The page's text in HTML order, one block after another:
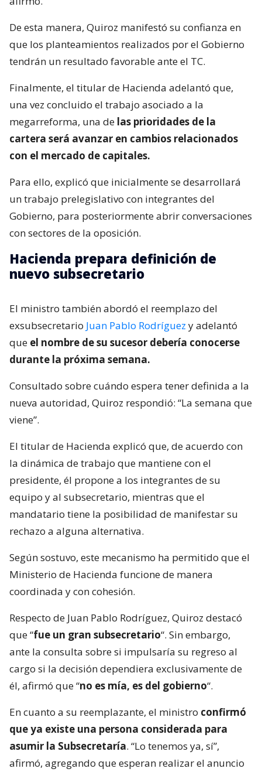
De esta manera, Quiroz manifestó su confianza en
que los planteamientos realizados por el Gobierno
tendrán un resultado favorable ante el TC.
Finalmente, el titular de Hacienda adelantó que,
una vez concluido el trabajo asociado a la
megarreforma, una de las prioridades de la
cartera será avanzar en cambios relacionados
con el mercado de capitales.
Para ello, explicó que inicialmente se desarrollará
un trabajo prelegislativo con integrantes del
Gobierno, para posteriormente abrir conversaciones
con sectores de la oposición.
Hacienda prepara definición de
nuevo subsecretario
El ministro también abordó el reemplazo del
exsubsecretario Juan Pablo Rodríguez y adelantó
que el nombre de su sucesor debería conocerse
durante la próxima semana.
Consultado sobre cuándo espera tener definida a la
nueva autoridad, Quiroz respondió: “La semana que
viene”.
El titular de Hacienda explicó que, de acuerdo con
la dinámica de trabajo que mantiene con el
presidente, él propone a los integrantes de su
equipo y al subsecretario, mientras que el
mandatario tiene la posibilidad de manifestar su
rechazo a alguna alternativa.
Según sostuvo, este mecanismo ha permitido que el
Ministerio de Hacienda funcione de manera
coordinada y con cohesión.
Respecto de Juan Pablo Rodríguez, Quiroz destacó
que “fue un gran subsecretario“. Sin embargo,
ante la consulta sobre si impulsaría su regreso al
cargo si la decisión dependiera exclusivamente de
él, afirmó que “no es mía, es del gobierno“.
En cuanto a su reemplazante, el ministro confirmó
que ya existe una persona considerada para
asumir la Subsecretaría. “Lo tenemos ya, sí”,
afirmó, agregando que esperan realizar el anuncio